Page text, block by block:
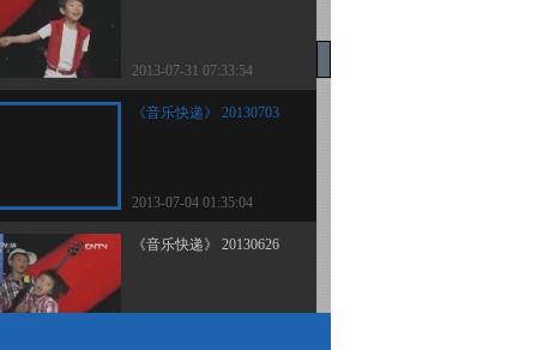
2013-07-31 07:33:54
《音乐快递》 20130703
2013-07-04 01:35:04
《音乐快递》 20130626